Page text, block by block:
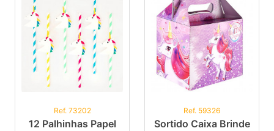
Ref. 73202
12 Palhinhas Papel
Ref. 59326
Sortido Caixa Brinde